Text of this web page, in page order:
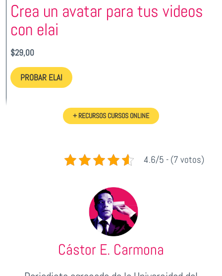
Crea un avatar para tus videos
con elai
$29,00
PROBAR ELAI
+ RECURSOS CURSOS ONLINE
4.6/5 - (7 votos)
Cástor E. Carmona